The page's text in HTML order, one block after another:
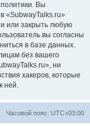
Вы
«SubwayTalks.ru»
или закрыть любую
вы согласны
в базе данных.
без вашего
ни
хакеров, которые
ней.
Часовой пояс: UTC+03:00